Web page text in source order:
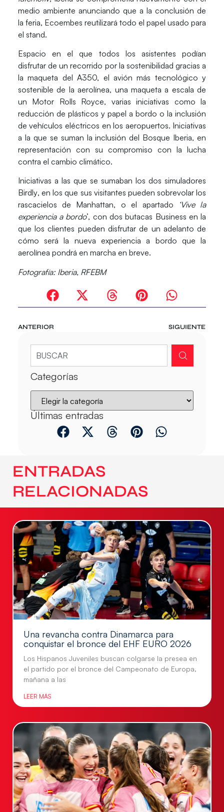
medio ambiente anunciando que a la conclusión de
la feria, Ecoembes reutilizará todo el papel usado para
el stand.
Espacio en el que todos los asistentes podían
disfrutar de unrecorrido por la sostenibilidad gracias a
la maqueta del A350, el avión más tecnológico y
sostenible de la aerolínea, una maqueta a escala de
un Motor Rolls Royce, varias iniciativas como la
reducción de plásticos y papel a bordo o la inclusión
de vehículos eléctricos en los aeropuertos. Iniciativas
a la que se suman la inclusión del Bosque Iberia, en
representación con su compromiso con la lucha
contra el cambio climático.
Iniciativas a las que se sumaban losdos simuladores
Birdly, en los que sus visitantes pueden sobrevolar los
rascacielos de Manhattan, o el apartado
‘Vive la
experiencia a bordo’, con dos butacas Business en la
que los clientes pueden disfrutar de un adelanto de
cómo será la nueva experiencia a bordo que la
aerolínea pondrá en marcha en breve.
Fotografía: Iberia, RFEBM
ANTERIOR SIGUIENTE
Categorías
Últimas entradas
ENTRADAS
RELACIONADAS
Una revancha contra Dinamarca para
conquistar el bronce del EHF EURO 2026
Los Hispanos Juveniles buscan colgarse la presea en
el partido por el bronce del Campeonato de Europa,
mañana a las
LEER MÁS